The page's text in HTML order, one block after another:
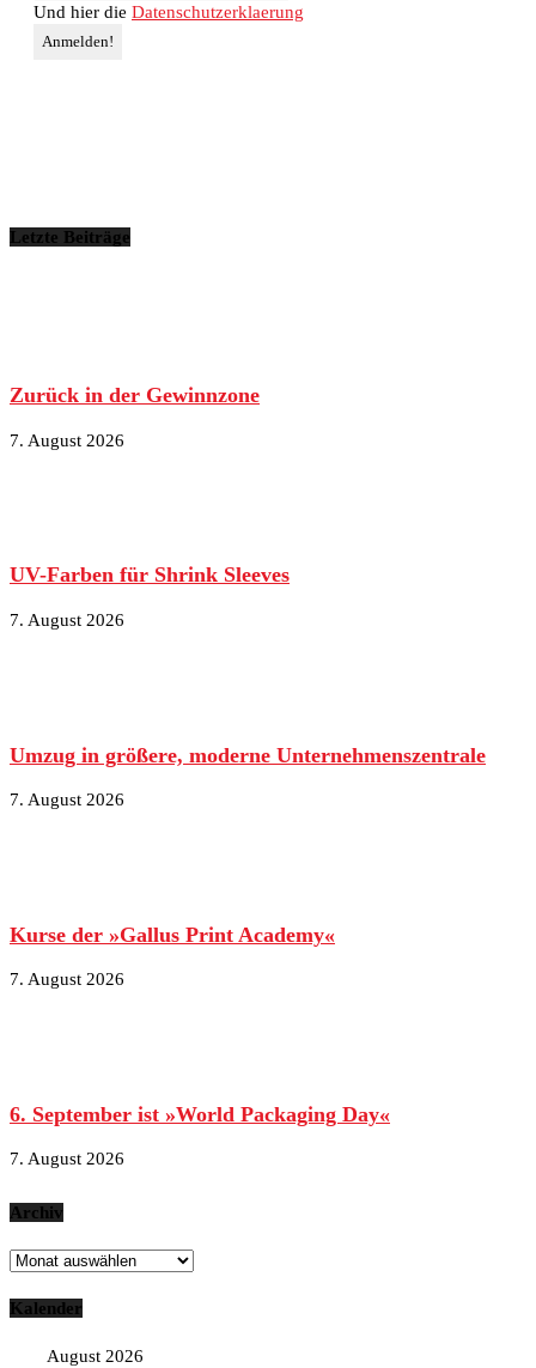
Und hier die Datenschutzerklaerung
Letzte Beiträge
Zurück in der Gewinnzone
7. August 2026
UV-Farben für Shrink Sleeves
7. August 2026
Umzug in größere, moderne Unternehmenszentrale
7. August 2026
Kurse der »Gallus Print Academy«
7. August 2026
6. September ist »World Packaging Day«
7. August 2026
Archiv
Archiv
Kalender
August 2026